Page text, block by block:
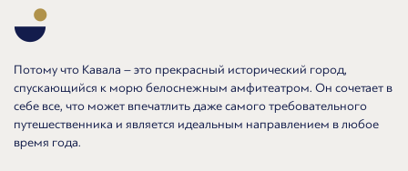
Потому что Кавала – это прекрасный исторический город,
спускающийся к морю белоснежным амфитеатром. Он сочетает в
себе все, что может впечатлить даже самого требовательного
путешественника и является идеальным направлением в любое
время года.